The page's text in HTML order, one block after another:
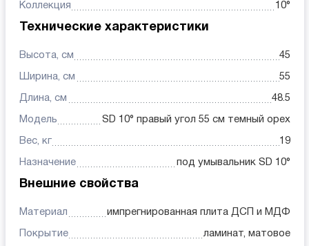
Коллекция 10°
Технические характеристики
Высота, см 45
Ширина, см 55
Длина, см 48.5
Модель SD 10° правый угол 55 см темный орех
Вес, кг 19
Назначение под умывальник SD 10°
Внешние свойства
Материал импрегнированная плита ДСП и МДФ
Покрытие ламинат, матовое